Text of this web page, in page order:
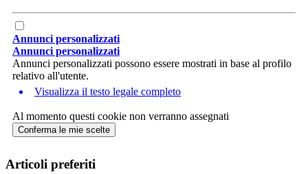
Annunci personalizzati
Annunci personalizzati
Annunci personalizzati possono essere mostrati in base al profilo
relativo all'utente.
Visualizza il testo legale completo
Al momento questi cookie non verranno assegnati
Conferma le mie scelte
Articoli preferiti